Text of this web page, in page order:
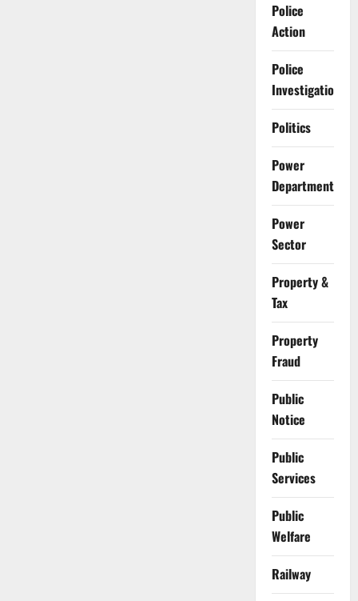
Police
Action
Police
Investigation
Politics
Power
Department
Power
Sector
Property &
Tax
Property
Fraud
Public
Notice
Public
Services
Public
Welfare
Railway